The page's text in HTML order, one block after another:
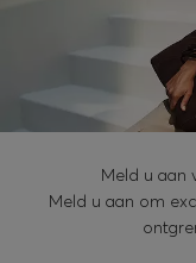
Meld u aan
Meld u aan om